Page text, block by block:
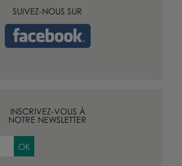
SUIVEZ-NOUS SUR
INSCRIVEZ-VOUS À
NOTRE NEWSLETTER